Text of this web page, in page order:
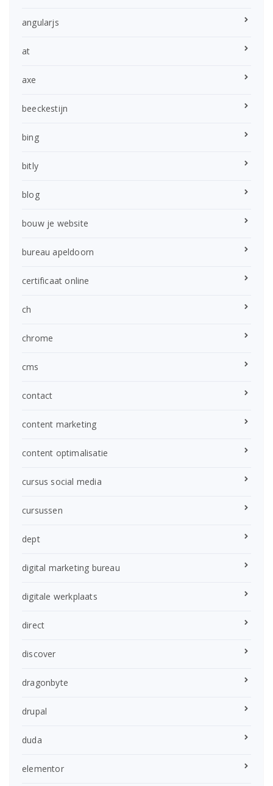
angularjs
at
axe
beeckestijn
bing
bitly
blog
bouw je website
bureau apeldoorn
certificaat online
ch
chrome
cms
contact
content marketing
content optimalisatie
cursus social media
cursussen
dept
digital marketing bureau
digitale werkplaats
direct
discover
dragonbyte
drupal
duda
elementor